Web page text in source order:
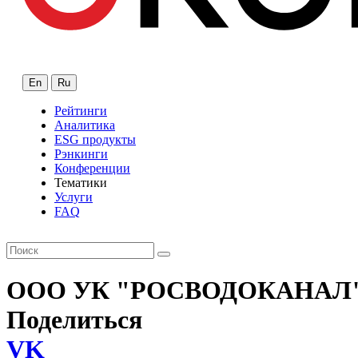
En Ru
Рейтинги
Аналитика
ESG продукты
Рэнкинги
Конференции
Тематики
Услуги
FAQ
ООО УК
Поделиться
VK